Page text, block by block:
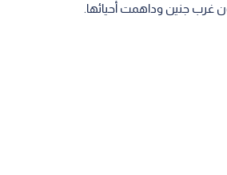
غرب جنين وداهمت أحيائها.